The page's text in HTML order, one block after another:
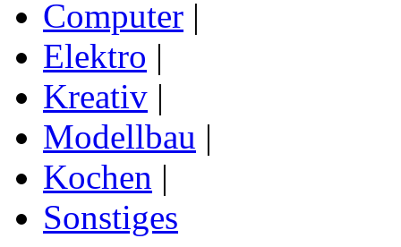
Computer |
Elektro |
Kreativ |
Modellbau |
Kochen |
Sonstiges